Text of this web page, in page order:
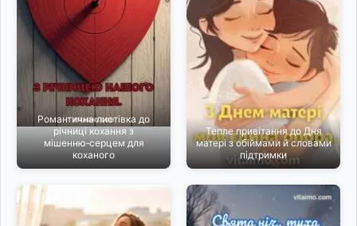
Романтична листівка до
річниці кохання з
мішенню‑серцем для
коханого
Тепле привітання до Дня
матері з обіймами й словами
підтримки